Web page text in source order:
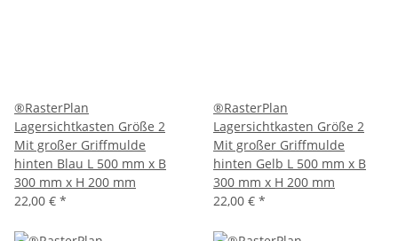
®RasterPlan
Lagersichtkasten Größe 2
Mit großer Griffmulde
hinten Blau L 500 mm x B
300 mm x H 200 mm
22,00 € *
®RasterPlan
Lagersichtkasten Größe 2
Mit großer Griffmulde
hinten Gelb L 500 mm x B
300 mm x H 200 mm
22,00 € *